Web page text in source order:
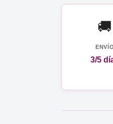
🚚
ENVÍO
3/5